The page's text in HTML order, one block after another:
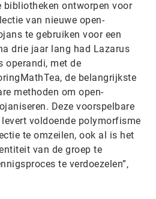
ontworpen voor
van nieuwe open-
te gebruiken voor een
drie jaar lang had Lazarus
operandi, met de
de belangrijkste
methoden om open-
Deze voorspelbare
voldoende polymorfisme
te omzeilen, ook al is het
van de groep te
te verdoezelen”,